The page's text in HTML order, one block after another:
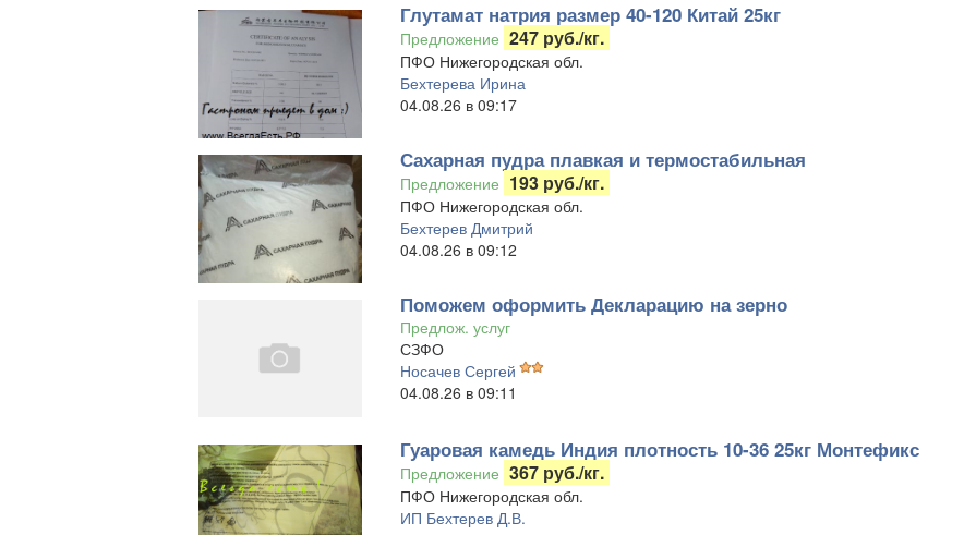
Глутамат натрия размер 40-120 Китай 25кг
Предложение 247 руб./кг.
ПФО Нижегородская обл.
Бехтерева Ирина
04.08.26 в 09:17
Сахарная пудра плавкая и термостабильная
Предложение 193 руб./кг.
ПФО Нижегородская обл.
Бехтерев Дмитрий
04.08.26 в 09:12
Поможем оформить Декларацию на зерно
Предлож. услуг
СЗФО
Носачев Сергей
04.08.26 в 09:11
Гуаровая камедь Индия плотность 10-36 25кг Монтефикс
Предложение 367 руб./кг.
ПФО Нижегородская обл.
ИП Бехтерев Д.В.